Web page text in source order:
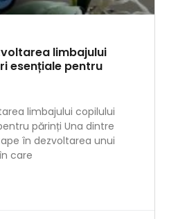
limbajului
esențiale pentru
limbajului copilului
părinți Una dintre
în dezvoltarea unui
care